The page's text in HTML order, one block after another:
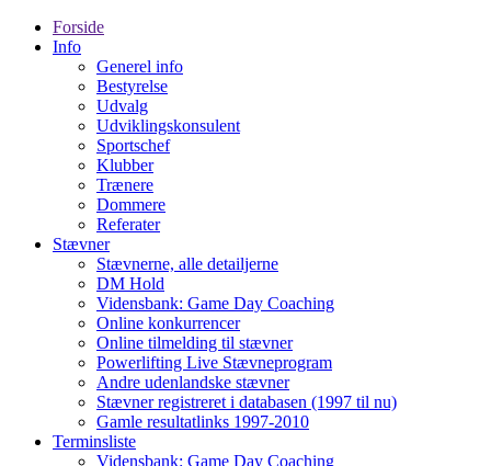
Forside
Info
Generel info
Bestyrelse
Udvalg
Udviklingskonsulent
Sportschef
Klubber
Trænere
Dommere
Referater
Stævner
Stævnerne, alle detailjerne
DM Hold
Vidensbank: Game Day Coaching
Online konkurrencer
Online tilmelding til stævner
Powerlifting Live Stævneprogram
Andre udenlandske stævner
Stævner registreret i databasen (1997 til nu)
Gamle resultatlinks 1997-2010
Terminsliste
Vidensbank: Game Day Coaching